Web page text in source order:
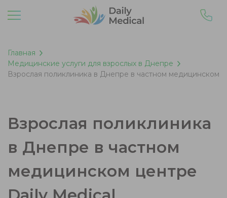
Главная
Медицинские услуги для взрослых в Днепре
Взрослая поликлиника в Днепре в частном медицинском
Взрослая поликлиника
в Днепре в частном
медицинском центре